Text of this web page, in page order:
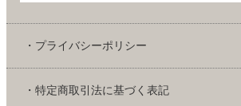
・プライバシーポリシー
・特定商取引法に基づく表記